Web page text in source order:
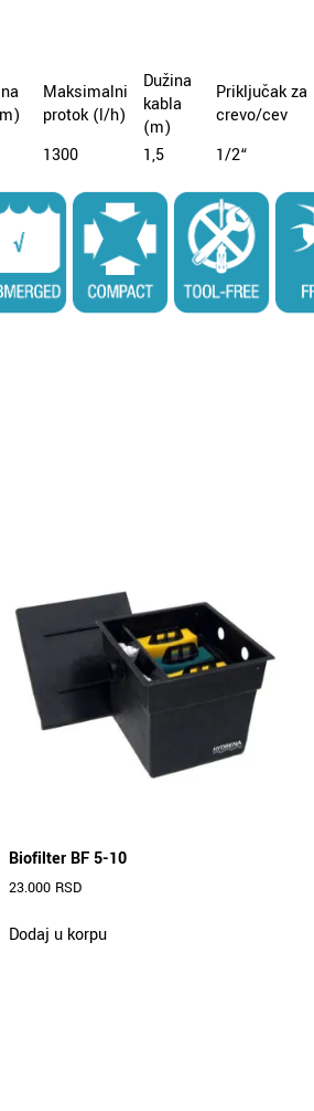
Maksimalni
protok (l/h)
Dužina
kabla
(m)
Priključak za
crevo/cev
1300 1,5 1/2“
Biofilter BF 5-10
23.000 RSD
Dodaj u korpu